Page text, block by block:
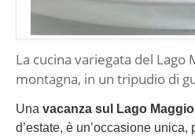
La cucina variegata del Lago
montagna, in un tripudio di
Una vacanza sul Lago
d’estate, è un’occasione unica,